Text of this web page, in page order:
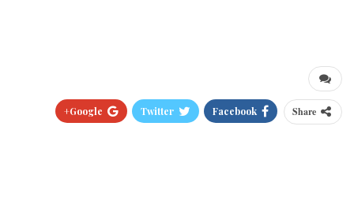
Share
Facebook
Twitter
Google+